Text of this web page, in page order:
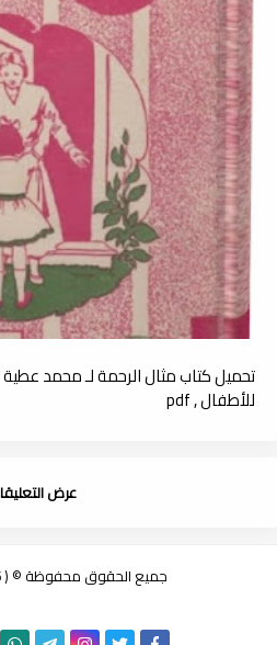
تحميل كتاب مثال الرحمة لـ محمد عطية
للأطفال , pdf
عرض
جميع الحقوق محفوظة © ( 2025 )